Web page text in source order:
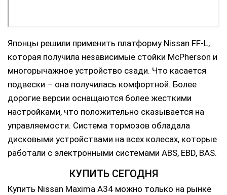
Японцы решили применить платформу Nissan FF-L,
которая получила независимые стойки McPherson и
многорычажное устройство сзади. Что касается
подвески – она получилась комфортной. Более
дорогие версии оснащаются более жесткими
настройками, что положительно сказывается на
управляемости. Система тормозов обладала
дисковыми устройствами на всех колесах, которые
работали с электронными системами ABS, EBD, BAS.
КУПИТЬ СЕГОДНЯ
Купить Nissan Maxima A34 можно только на рынке